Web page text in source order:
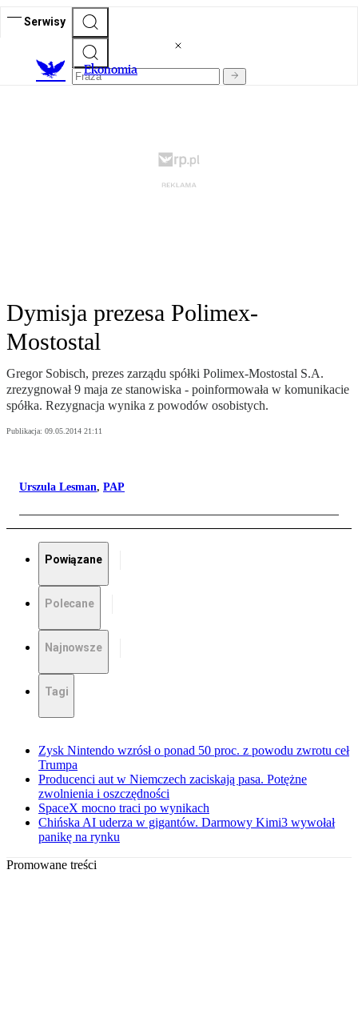
Serwisy
Ekonomia
Dymisja prezesa Polimex-
Mostostal
Gregor Sobisch, prezes zarządu spółki Polimex-Mostostal S.A.
zrezygnował 9 maja ze stanowiska - poinformowała w komunikacie
spółka. Rezygnacja wynika z powodów osobistych.
Publikacja: 09.05.2014 21:11
Urszula Lesman, PAP
Powiązane
Polecane
Najnowsze
Tagi
Zysk Nintendo wzrósł o ponad 50 proc. z powodu zwrotu ceł
Trumpa
Producenci aut w Niemczech zaciskają pasa. Potężne
zwolnienia i oszczędności
SpaceX mocno traci po wynikach
Chińska AI uderza w gigantów. Darmowy Kimi3 wywołał
panikę na rynku
Promowane treści